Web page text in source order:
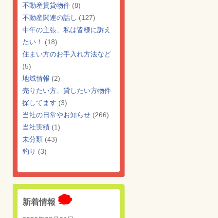
不動産賃貸物件 (8)
不動産関連の話し (127)
中年の主張、私は皆様に訴え
たい！
(18)
住まい方のお手入れ方法など
(5)
地域情報 (2)
売りたい方、貸したい方物件
探してます (3)
当社の日常やお知らせ (266)
当社実績 (1)
未分類 (43)
釣り (3)
新着情報